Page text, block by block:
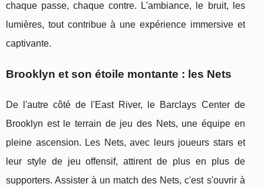
chaque passe, chaque contre. L'ambiance, le bruit, les
lumières, tout contribue à une expérience immersive et
captivante.
Brooklyn et son étoile montante : les Nets
De l'autre côté de l'East River, le Barclays Center de
Brooklyn est le terrain de jeu des Nets, une équipe en
pleine ascension. Les Nets, avec leurs joueurs stars et
leur style de jeu offensif, attirent de plus en plus de
supporters. Assister à un match des Nets, c'est s'ouvrir à